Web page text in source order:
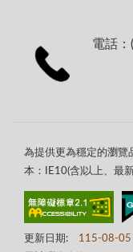
電話
為提供更為穩定的瀏覽
本：IE10(含)以上、最
更新日期:
115-08-05